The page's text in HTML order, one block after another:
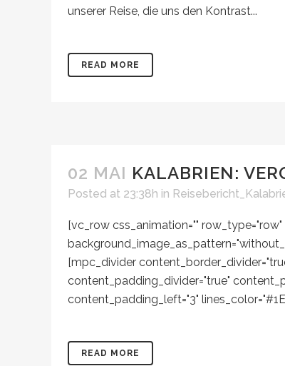
unserer Reise, die uns den Kontrast...
READ MORE
02 MAI KALABRIEN:
Posted at 23:38h in
[vc_row css_animation=""
[mpc_divider
content_padding_divider="true"
content_padding_left="3"
READ MORE